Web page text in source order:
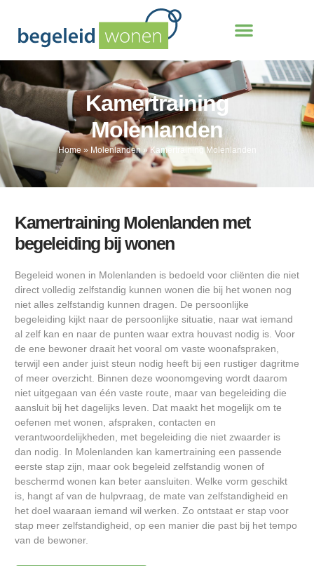
Kamertraining
Molenlanden
Home» Molenlanden»Kamertraining Molenlanden
Kamertraining Molenlanden met
begeleiding bij wonen
Begeleid wonen in Molenlanden is bedoeld voor cliënten die niet
direct volledig zelfstandig kunnen wonen die bij het wonen nog
niet alles zelfstandig kunnen dragen. De persoonlijke
begeleiding kijkt naar de persoonlijke situatie, naar wat iemand
al zelf kan en naar de punten waar extra houvast nodig is. Voor
de ene bewoner draait het vooral om vaste woonafspraken,
terwijl een ander juist steun nodig heeft bij een rustiger dagritme
of meer overzicht. Binnen deze woonomgeving wordt daarom
niet uitgegaan van één vaste route, maar van begeleiding die
aansluit bij het dagelijks leven. Dat maakt het mogelijk om te
oefenen met wonen, afspraken, contacten en
verantwoordelijkheden, met begeleiding die niet zwaarder is
dan nodig. In Molenlanden kan kamertraining een passende
eerste stap zijn, maar ook begeleid zelfstandig wonen of
beschermd wonen kan beter aansluiten. Welke vorm geschikt
is, hangt af van de hulpvraag, de mate van zelfstandigheid en
het doel waaraan iemand wil werken. Zo ontstaat er stap voor
stap meer zelfstandigheid, op een manier die past bij het tempo
van de bewoner.